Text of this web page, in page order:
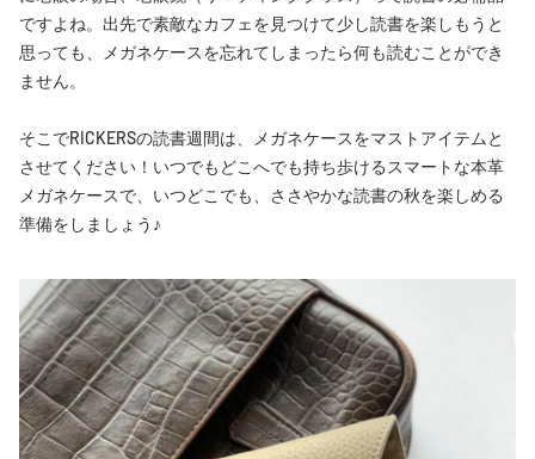
ですよね。出先で素敵なカフェを見つけて少し読書を楽しもうと
思っても、メガネケースを忘れてしまったら何も読むことができ
ません。
そこでRICKERSの読書週間は、メガネケースをマストアイテムと
させてください！いつでもどこへでも持ち歩けるスマートな本革
メガネケースで、いつどこでも、ささやかな読書の秋を楽しめる
準備をしましょう♪